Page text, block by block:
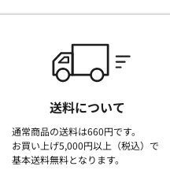
送料について
通常商品の送料は660円です。
お買い上げ5,000円以上（税込）で
基本送料無料となります。